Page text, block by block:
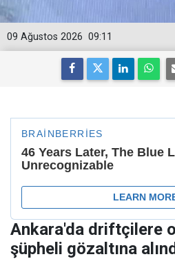
09:11
09 Ağustos 2026
Ankara'da driftçilere
şüpheli gözaltına